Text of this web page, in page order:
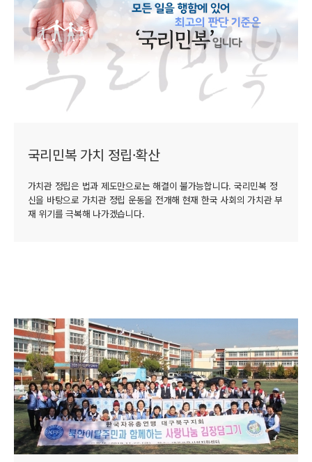
국리민복 가치 정립·확산
가치관 정립은 법과 제도만으로는 해결이 불가능합니다. 국리민복 정
신을 바탕으로 가치관 정립 운동을 전개해 현재 한국 사회의 가치관 부
재 위기를 극복해 나가겠습니다.